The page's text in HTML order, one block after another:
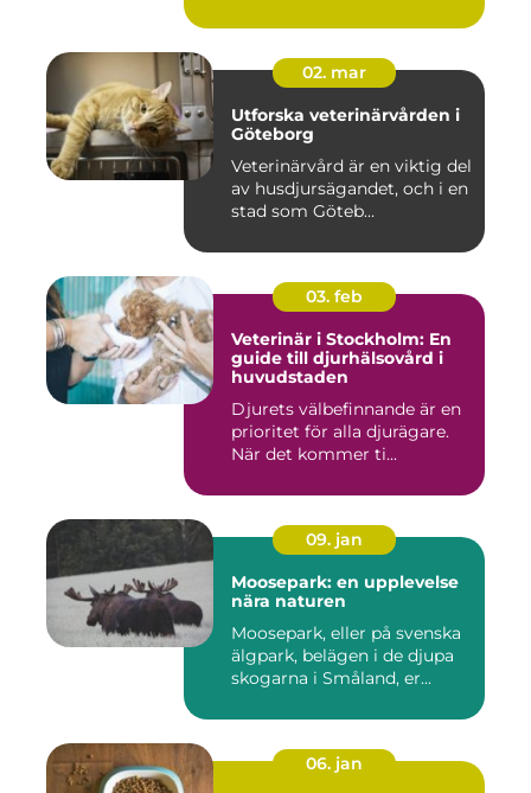
02. mar
Utforska veterinärvården i
Göteborg
Veterinärvård är en viktig del
av husdjursägandet, och i en
stad som Göteb...
03. feb
Veterinär i Stockholm: En
guide till djurhälsovård i
huvudstaden
Djurets välbefinnande är en
prioritet för alla djurägare.
När det kommer ti...
09. jan
Moosepark: en upplevelse
nära naturen
Moosepark, eller på svenska
älgpark, belägen i de djupa
skogarna i Småland, er...
06. jan